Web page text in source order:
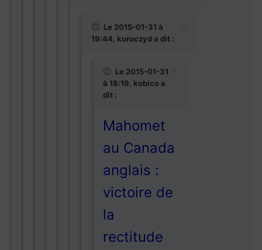
Le 2015-01-31 à
19:44, kuroczyd a dit :
Le 2015-01-31
à 18:19, kobico a
dit :
Mahomet
au Canada
anglais :
victoire de
la
rectitude